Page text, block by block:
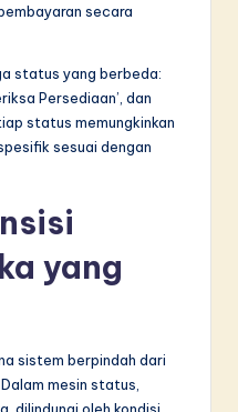
secara
status yang berbeda:
Persediaan’, dan
status memungkinkan
sesuai dengan
yang
sistem berpindah dari
mesin status,